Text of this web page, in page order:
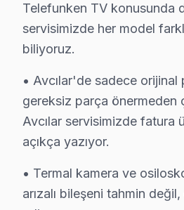
Avcılar, İstanbul'un köklü
Avcılar ilçesinde yapılan
Avcılar'ın coğrafi konumu,
teknik destek kayıtlarına
Avcılar'de Telefunken TV
Telefunken TV konusunda
servisimizde her model
biliyoruz.
• Avcılar'de sadece orijinal
gereksiz parça önermeden
Avcılar servisimizde fatura
açıkça yazıyor.
• Termal kamera ve
arızalı bileşeni tahmin